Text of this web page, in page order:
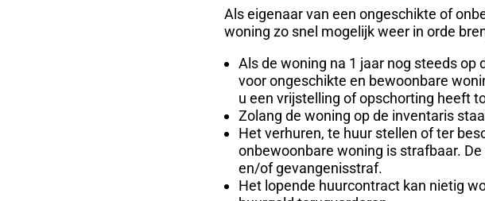
Als eigenaar van een ongeschikte of
woning zo snel mogelijk weer in orde
Als de woning na 1 jaar nog steeds
voor ongeschikte en bewoonbare
u een vrijstelling of opschorting heeft
Zolang de woning op de inventaris
Het verhuren, te huur stellen of ter
onbewoonbare woning is strafbaar.
en/of gevangenisstraf.
Het lopende huurcontract kan nietig